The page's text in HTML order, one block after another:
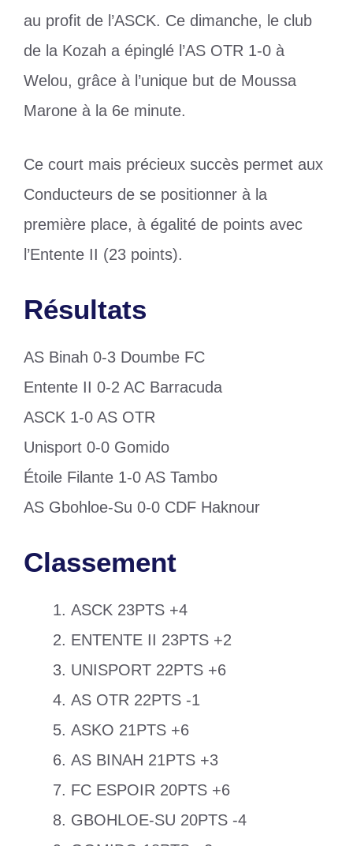
au profit de l’ASCK. Ce dimanche, le club
de la Kozah a épinglé l’AS OTR 1-0 à
Welou, grâce à l’unique but de Moussa
Marone à la 6e minute.
Ce court mais précieux succès permet aux
Conducteurs de se positionner à la
première place, à égalité de points avec
l’Entente II (23 points).
Résultats
AS Binah 0-3 Doumbe FC
Entente II 0-2 AC Barracuda
ASCK 1-0 AS OTR
Unisport 0-0 Gomido
Étoile Filante 1-0 AS Tambo
AS Gbohloe-Su 0-0 CDF Haknour
Classement
ASCK 23PTS +4
ENTENTE II 23PTS +2
UNISPORT 22PTS +6
AS OTR 22PTS -1
ASKO 21PTS +6
AS BINAH 21PTS +3
FC ESPOIR 20PTS +6
GBOHLOE-SU 20PTS -4